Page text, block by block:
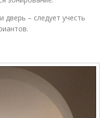
дверь – следует учесть